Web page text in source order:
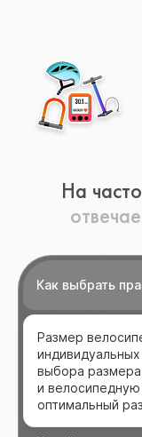
На
Как выбрать
Размер
выбора
и
оптимальный